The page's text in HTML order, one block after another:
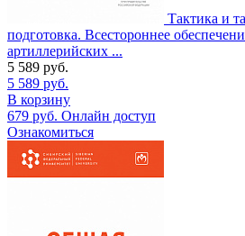
Тактика и
подготовка. Всестороннее
артиллерийских ...
5 589 руб.
5 589 руб.
В корзину
679 руб. Онлайн доступ
Ознакомиться